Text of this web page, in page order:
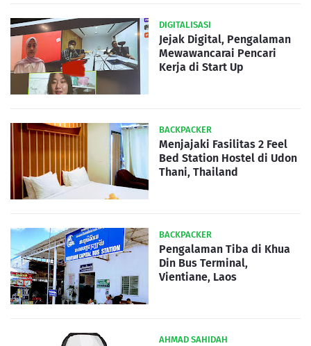
DIGITALISASI
Jejak Digital, Pengalaman
Mewawancarai Pencari
Kerja di Start Up
BACKPACKER
Menjajaki Fasilitas 2 Feel
Bed Station Hostel di Udon
Thani, Thailand
BACKPACKER
Pengalaman Tiba di Khua
Din Bus Terminal,
Vientiane, Laos
AHMAD SAHIDAH